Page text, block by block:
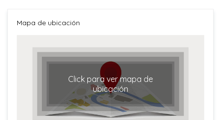
Mapa de ubicación
Click para ver mapa de
ubicación